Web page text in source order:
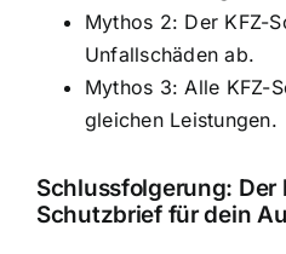
Mythos 2: Der KFZ-
Unfallschäden ab.
Mythos 3: Alle KFZ-
gleichen Leistungen.
Schlussfolgerung: Der
Schutzbrief für dein